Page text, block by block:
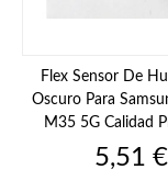
Flex Sensor De
Oscuro Para
M35 5G Calidad
Precio
5,51 €